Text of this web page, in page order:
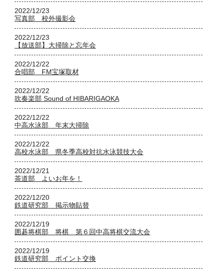
2022/12/23
写真部 校外撮影会
2022/12/23
【放送部】大掃除と忘年会
2022/12/22
合唱部 FM宝塚取材
2022/12/22
吹奏楽部 Sound of HIBARIGAOKA
2022/12/22
中高水泳部 年末大掃除
2022/12/22
高校水泳部 県冬季高校対抗水泳競技大会
2022/12/21
茶道部 よいお年を！
2022/12/20
鉄道研究部 掲示物貼替
2022/12/19
囲碁将棋部 将棋 第６回中高将棋交流大会
2022/12/19
鉄道研究部 ポイント交換